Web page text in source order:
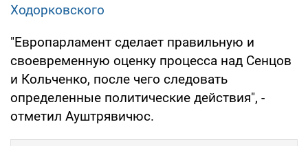
Ходорковского
"Европарламент сделает правильную и
своевременную оценку процесса над Сенцов
и Кольченко, после чего следовать
определенные политические действия", -
отметил Ауштрявичюс.